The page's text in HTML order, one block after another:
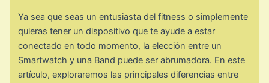
Ya sea que seas un entusiasta del fitness o simplemente
quieras tener un dispositivo que te ayude a estar
conectado en todo momento, la elección entre un
Smartwatch y una Band puede ser abrumadora. En este
artículo, exploraremos las principales diferencias entre